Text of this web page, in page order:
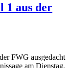
1 aus der
FWG ausgedacht
am Dienstag,